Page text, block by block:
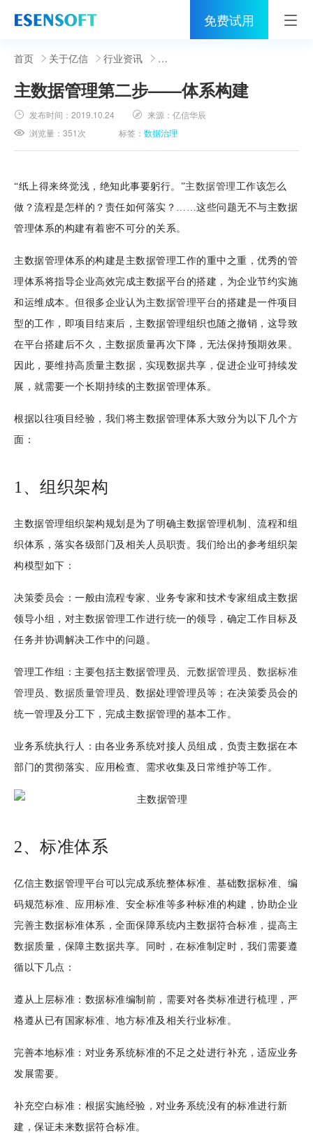
免费试用
首页
睿治
解决方案
伙伴
服务
社区
关于亿信
400-0011-866
首页 关于亿信 行业资讯
主数据管理第二步——体系构建
发布时间：2019.10.24 来源：亿信华辰
浏览量：351次 标签：数据治理
“纸上得来终觉浅，绝知此事要躬行。”主数据管理工作该怎么
做？流程是怎样的？责任如何落实？……这些问题无不与主数据
管理体系的构建有着密不可分的关系。
主数据管理体系的构建是主数据管理工作的重中之重，优秀的管
理体系将指导企业高效完成主数据平台的搭建，为企业节约实施
和运维成本。但很多企业认为 主数据管理平台的搭建是一件项目
型的工作，即项目结束后，主数据管理组织也随之撤销，这导致
在平台搭建后不久，主数据质量再次下降，无法保持预期效果。
因此，要维持高质量主数据，实现数据共享，促进企业可持续发
展，就需要一个长期持续的主数据管理体系。
根据以往项目经验，我们将主数据管理体系大致分为以下几个方
面：
1、组织架构
主数据管理组织架构规划是为了明确主数据管理机制、流程和组
织体系，落实各级部门及相关人员职责。我们给出的参考组织架
构模型如下：
决策委员会：一般由流程专家、业务专家和技术专家组成主数据
领导小组，对主数据管理工作进行统一的领导，确定工作目标及
任务并协调解决工作中的问题。
管理工作组：主要包括主数据管理员、 元数据管理 员、数据标准
管理 员、数据质量管理 员、数据处理管理员等；在决策委员会的
统一管理及分工下，完成主数据管理的基本工作。
业务系统执行人：由各业务系统对接人员组成，负责主数据在本
部门的贯彻落实、应用检查、需求收集及日常维护等工作。
2、标准体系
亿信主数据管理平台可以完成系统整体标准、基础数据标准、编
码规范标准、应用标准、安全标准等多种标准的构建，协助企业
完善主数据标准体系，全面保障系统内主数据符合标准，提高主
数据质量，保障主数据共享。同时，在标准制定时，我们需要遵
循以下几点：
遵从上层标准：数据标准编制前，需要对各类标准进行梳理，严
格遵从已有国家标准、地方标准及相关行业标准。
完善本地标准：对业务系统标准的不足之处进行补充，适应业务
发展需要。
补充空白标准：根据实施经验，对业务系统没有的标准进行新
建，保证未来数据符合标准。